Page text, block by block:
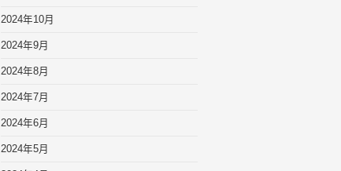
2024年10月
2024年9月
2024年8月
2024年7月
2024年6月
2024年5月